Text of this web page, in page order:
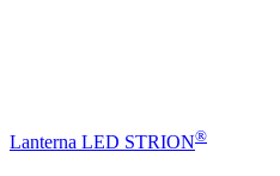
Lanterna LED STRION®